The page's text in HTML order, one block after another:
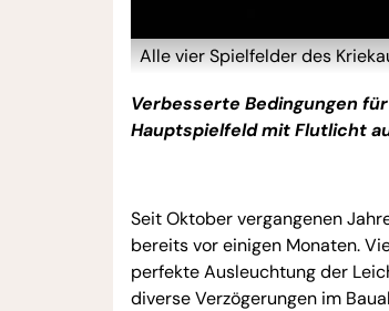
Alle vier Spielfelder des
Verbesserte Bedingungen
Hauptspielfeld mit Flutlicht
Seit Oktober vergangenen
bereits vor einigen Monaten.
perfekte Ausleuchtung der
diverse Verzögerungen im